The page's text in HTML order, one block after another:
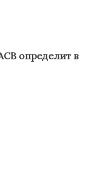
определит в